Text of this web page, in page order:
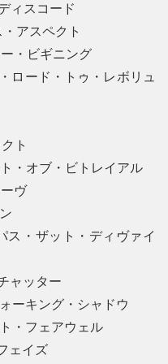
ィスコード
アスペクト
・ビギニング
ロード・トゥ・レボリュ
ト
・オブ・ビトレイアル
ヴ
ス・ザット・ディヴァイ
ャッター
ーキング・シャドウ
・フェアウェル
ェイズ